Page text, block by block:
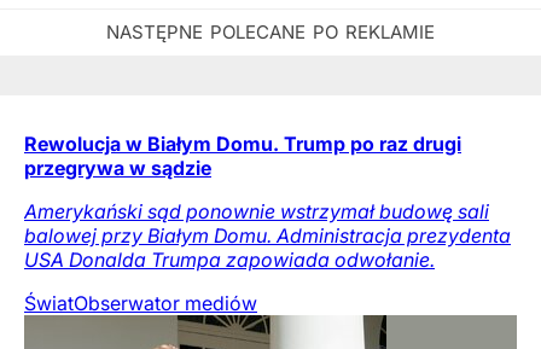
Rewolucja w Białym Domu. Trump po raz drugi
przegrywa w sądzie
Amerykański sąd ponownie wstrzymał budowę sali
balowej przy Białym Domu. Administracja prezydenta
USA Donalda Trumpa zapowiada odwołanie.
ŚwiatObserwator mediów